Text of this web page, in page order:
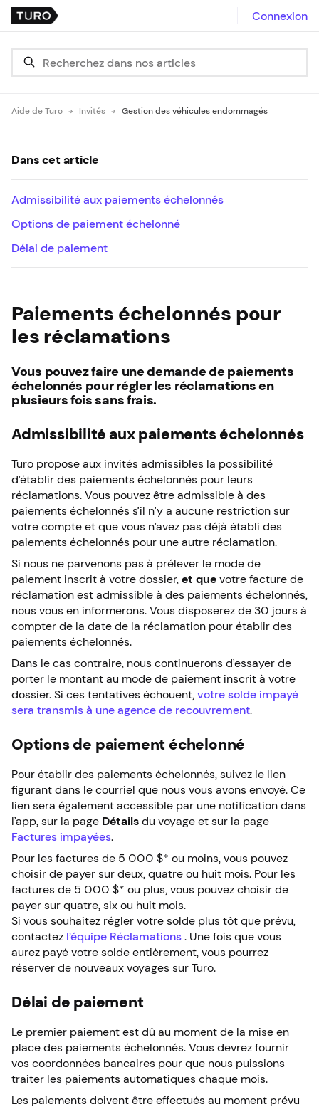
Connexion
Aide de Turo Invités Gestion des véhicules endommagés
Paiements échelonnés pour
les réclamations
Vous pouvez faire une demande de paiements
échelonnés pour régler les réclamations en
plusieurs fois sans frais.
Admissibilité aux paiements échelonnés
Turo propose aux invités admissibles la possibilité
d’établir des paiements échelonnés pour leurs
réclamations. Vous pouvez être admissible à des
paiements échelonnés s’il n’y a aucune restriction sur
votre compte et que vous n’avez pas déjà établi des
paiements échelonnés pour une autre réclamation.
Si nous ne parvenons pas à prélever le mode de
paiement inscrit à votre dossier, et que votre facture de
réclamation est admissible à des paiements échelonnés,
nous vous en informerons. Vous disposerez de 30 jours à
compter de la date de la réclamation pour établir des
paiements échelonnés.
Dans le cas contraire, nous continuerons d’essayer de
porter le montant au mode de paiement inscrit à votre
dossier. Si ces tentatives échouent, votre solde impayé
sera transmis à une agence de recouvrement.
Options de paiement échelonné
Pour établir des paiements échelonnés, suivez le lien
figurant dans le courriel que nous vous avons envoyé. Ce
lien sera également accessible par une notification dans
l’app, sur la page Détails du voyage et sur la page
Factures impayées.
Pour les factures de 5 000 $* ou moins, vous pouvez
choisir de payer sur deux, quatre ou huit mois. Pour les
factures de 5 000 $* ou plus, vous pouvez choisir de
payer sur quatre, six ou huit mois.
Si vous souhaitez régler votre solde plus tôt que prévu,
contactez l’équipe Réclamations . Une fois que vous
aurez payé votre solde entièrement, vous pourrez
réserver de nouveaux voyages sur Turo.
Délai de paiement
Le premier paiement est dû au moment de la mise en
place des paiements échelonnés. Vous devrez fournir
vos coordonnées bancaires pour que nous puissions
traiter les paiements automatiques chaque mois.
Les paiements doivent être effectués au moment prévu
Dans cet article
Admissibilité aux paiements échelonnés
Options de paiement échelonné
Délai de paiement